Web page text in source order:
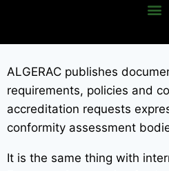
ALGERAC publishes
requirements, policies and
accreditation requests
conformity assessment
It is the same thing with